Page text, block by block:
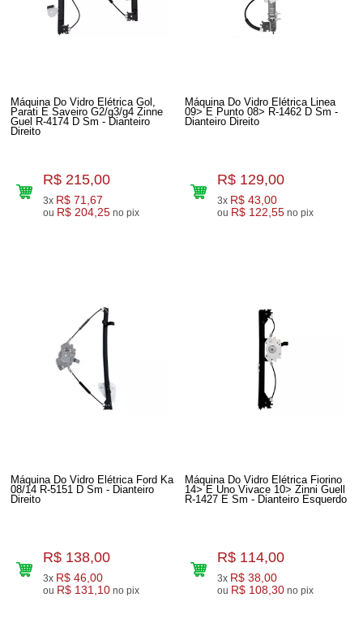
Máquina Do Vidro Elétrica Gol,
Parati E Saveiro G2/g3/g4 Zinne
Guel R-4174 D Sm - Dianteiro
Direito
R$ 215,00
3x R$ 71,67
ou R$ 204,25 no pix
Máquina Do Vidro Elétrica Linea
09> E Punto 08> R-1462 D Sm -
Dianteiro Direito
R$ 129,00
3x R$ 43,00
ou R$ 122,55 no pix
Máquina Do Vidro Elétrica Ford Ka
08/14 R-5151 D Sm - Dianteiro
Direito
R$ 138,00
3x R$ 46,00
ou R$ 131,10 no pix
Máquina Do Vidro Elétrica Fiorino
14> E Uno Vivace 10> Zinni Guell
R-1427 E Sm - Dianteiro Esquerdo
R$ 114,00
3x R$ 38,00
ou R$ 108,30 no pix